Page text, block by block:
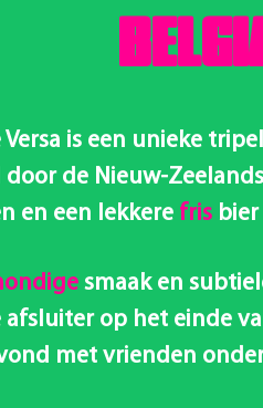
Versa is een unieke
de Nieuw-
en een lekkere fris
smaak en
afsluiter op het einde
met vrienden onder